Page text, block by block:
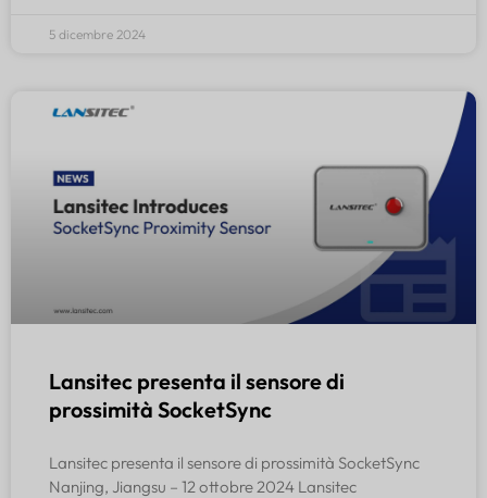
5 dicembre 2024
Lansitec presenta il sensore di
prossimità SocketSync
Lansitec presenta il sensore di prossimità SocketSync
Nanjing, Jiangsu – 12 ottobre 2024 Lansitec